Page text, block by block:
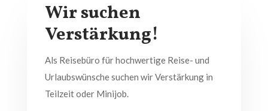
Wir suchen
Verstärkung!
Als Reisebüro für hochwertige Reise- und
Urlaubswünsche suchen wir Verstärkung in
Teilzeit oder Minijob.